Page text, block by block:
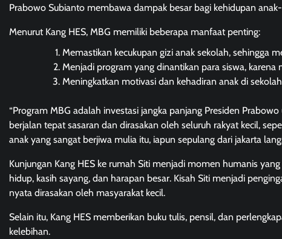
Prabowo Subianto membawa dampak besar bagi kehidupan
Menurut Kang HES, MBG memiliki beberapa manfaat penting:
Memastikan kecukupan gizi anak sekolah, sehingga
Menjadi program yang dinantikan para siswa,
Meningkatkan motivasi dan kehadiran anak di
“Program MBG adalah investasi jangka panjang Presiden
berjalan tepat sasaran dan dirasakan oleh seluruh rakyat kecil,
anak yang sangat berjiwa mulia itu, iapun sepulang dari jakarta
Kunjungan Kang HES ke rumah Siti menjadi momen humanis
hidup, kasih sayang, dan harapan besar. Kisah Siti menjadi
nyata dirasakan oleh masyarakat kecil.
Selain itu, Kang HES memberikan buku tulis, pensil, dan
kelebihan.